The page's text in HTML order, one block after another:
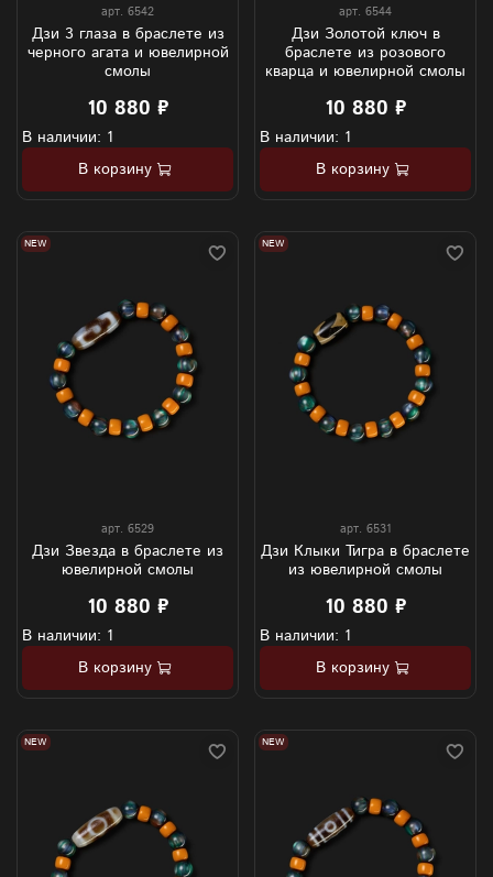
арт. 6542
Дзи 3 глаза в браслете из
черного агата и ювелирной
смолы
10 880 ₽
В наличии: 1
В корзину
арт. 6544
Дзи Золотой ключ в
браслете из розового
кварца и ювелирной смолы
10 880 ₽
В наличии: 1
В корзину
NEW
арт. 6529
Дзи Звезда в браслете из
ювелирной смолы
10 880 ₽
В наличии: 1
В корзину
NEW
арт. 6531
Дзи Клыки Тигра в браслете
из ювелирной смолы
10 880 ₽
В наличии: 1
В корзину
NEW NEW